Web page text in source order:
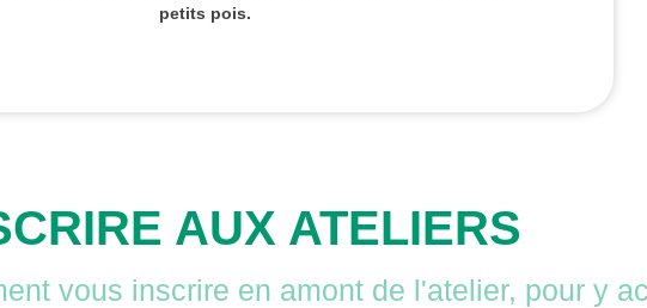
petits pois.
AUX ATELIERS
vous inscrire en amont de l'atelier, pour y